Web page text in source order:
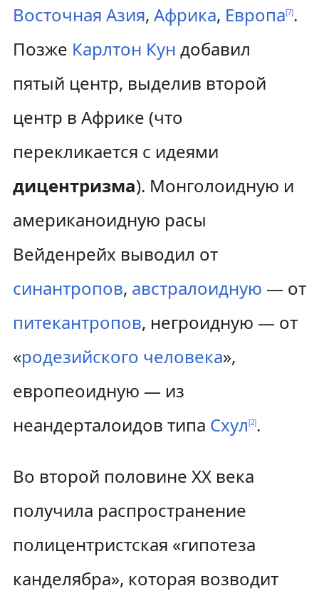
Восточная Азия, Африка, Европа[7].
Позже Карлтон Кун добавил
пятый центр, выделив второй
центр в Африке (что
перекликается с идеями
дицентризма). Монголоидную и
американоидную расы
Вейденрейх выводил от
синантропов, австралоидную — от
питекантропов, негроидную — от
«родезийского человека»,
европеоидную — из
неандерталоидов типа Схул[2].
Во второй половине XX века
получила распространение
полицентристская «гипотеза
канделябра», которая возводит